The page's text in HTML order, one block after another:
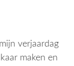
verjaardag
maken en